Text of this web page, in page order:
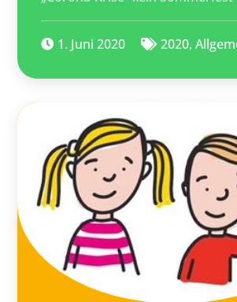
1. Juni 2020 2020,